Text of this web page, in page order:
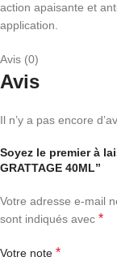
action apaisante et
application.
Avis (0)
Avis
Il n’y a pas encore
Soyez le premier à
GRATTAGE 40ML”
Votre adresse e-mail
sont indiqués avec *
Votre note *